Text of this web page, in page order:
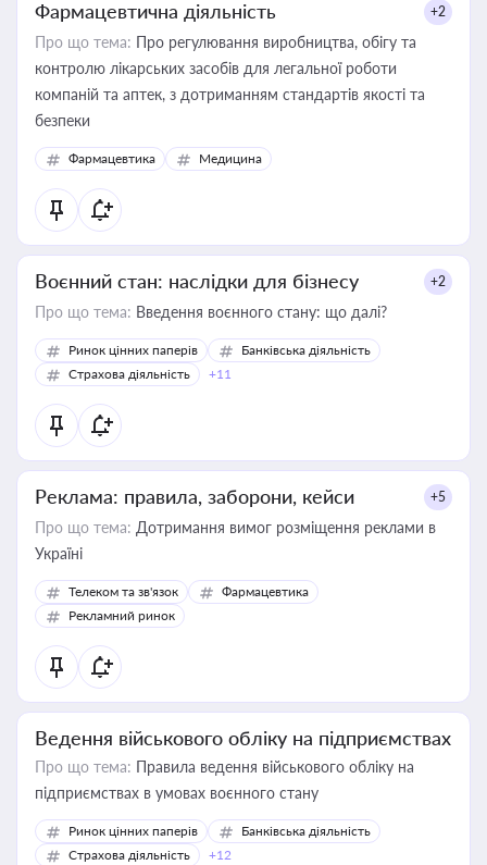
Фармацевтична діяльність +2
Про що тема: Про регулювання виробництва, обігу та
контролю лікарських засобів для легальної роботи
компаній та аптек, з дотриманням стандартів якості та
безпеки
Фармацевтика Медицина
Воєнний стан: наслідки для бізнесу +2
Про що тема: Введення воєнного стану: що далі?
Ринок цінних паперів
Банківська діяльність
Страхова діяльність
+11
Реклама: правила, заборони, кейси +5
Про що тема: Дотримання вимог розміщення реклами в
Україні
Телеком та зв'язок
Фармацевтика
Рекламний ринок
Ведення військового обліку на підприємствах
Про що тема: Правила ведення військового обліку на
підприємствах в умовах воєнного стану
Ринок цінних паперів
Банківська діяльність
Страхова діяльність
+12